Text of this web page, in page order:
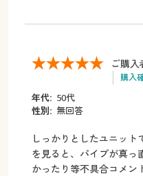
ご購入
購入
年代: 50代
性別: 無回答
しっかりとしたユニット
を見ると、パイプが真っ
かったり等不具合コメン